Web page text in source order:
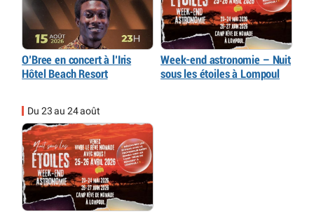
O’Bree en concert à l’Iris
Hôtel Beach Resort
Week-end astronomie – Nuit
sous les étoiles à Lompoul
Du 23 au 24 août